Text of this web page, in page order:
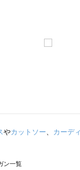
やカットソー、 カーデ
ン一覧